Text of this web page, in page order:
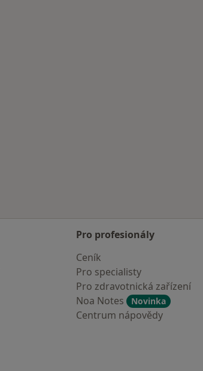
Pro profesionály
Ceník
Pro specialisty
Pro zdravotnická zařízení
Noa Notes
Novinka
Centrum nápovědy